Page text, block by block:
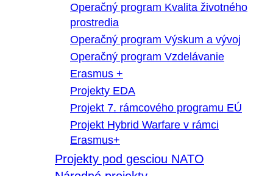
Operačný program Kvalita životného
prostredia
Operačný program Výskum a vývoj
Operačný program Vzdelávanie
Erasmus +
Projekty EDA
Projekt 7. rámcového programu EÚ
Projekt Hybrid Warfare v rámci
Erasmus+
Projekty pod gesciou NATO